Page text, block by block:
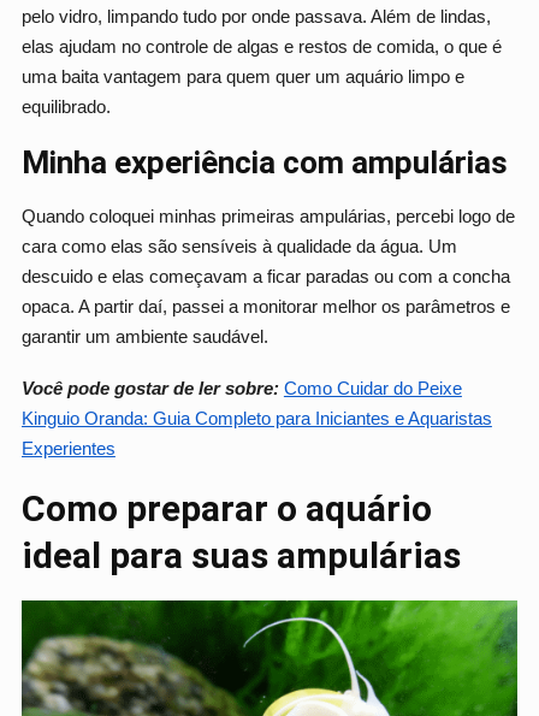
pelo vidro, limpando tudo por onde passava. Além de lindas,
elas ajudam no controle de algas e restos de comida, o que é
uma baita vantagem para quem quer um aquário limpo e
equilibrado.
Minha experiência com ampulárias
Quando coloquei minhas primeiras ampulárias, percebi logo de
cara como elas são sensíveis à qualidade da água. Um
descuido e elas começavam a ficar paradas ou com a concha
opaca. A partir daí, passei a monitorar melhor os parâmetros e
garantir um ambiente saudável.
Você pode gostar de ler sobre: Como Cuidar do Peixe
Kinguio Oranda: Guia Completo para Iniciantes e Aquaristas
Experientes
Como preparar o aquário
ideal para suas ampulárias